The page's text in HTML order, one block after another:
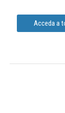
Acceda a